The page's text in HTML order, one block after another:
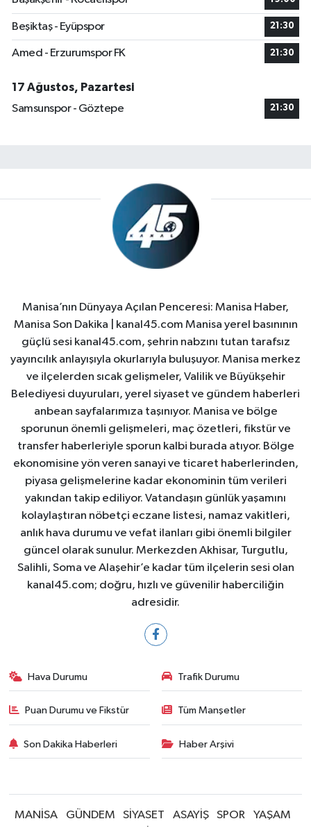
Beşiktaş - Eyüpspor 21:30
Amed - Erzurumspor FK 21:30
17 Ağustos, Pazartesi
Samsunspor - Göztepe
21:30
Manisa’nın Dünyaya Açılan Penceresi: Manisa Haber,
Manisa Son Dakika | kanal45.com Manisa yerel basınının
güçlü sesi kanal45.com, şehrin nabzını tutan tarafsız
yayıncılık anlayışıyla okurlarıyla buluşuyor. Manisa merkez
ve ilçelerden sıcak gelişmeler, Valilik ve Büyükşehir
Belediyesi duyuruları, yerel siyaset ve gündem haberleri
anbean sayfalarımıza taşınıyor. Manisa ve bölge
sporunun önemli gelişmeleri, maç özetleri, fikstür ve
transfer haberleriyle sporun kalbi burada atıyor. Bölge
ekonomisine yön veren sanayi ve ticaret haberlerinden,
piyasa gelişmelerine kadar ekonominin tüm verileri
yakından takip ediliyor. Vatandaşın günlük yaşamını
kolaylaştıran nöbetçi eczane listesi, namaz vakitleri,
anlık hava durumu ve vefat ilanları gibi önemli bilgiler
güncel olarak sunulur. Merkezden Akhisar, Turgutlu,
Salihli, Soma ve Alaşehir’e kadar tüm ilçelerin sesi olan
kanal45.com; doğru, hızlı ve güvenilir haberciliğin
adresidir.
Hava Durumu Trafik Durumu
Puan Durumu ve Fikstür Tüm Manşetler
Son Dakika Haberleri Haber Arşivi
MANİSA GÜNDEM SİYASET ASAYİŞ SPOR
YAŞAM